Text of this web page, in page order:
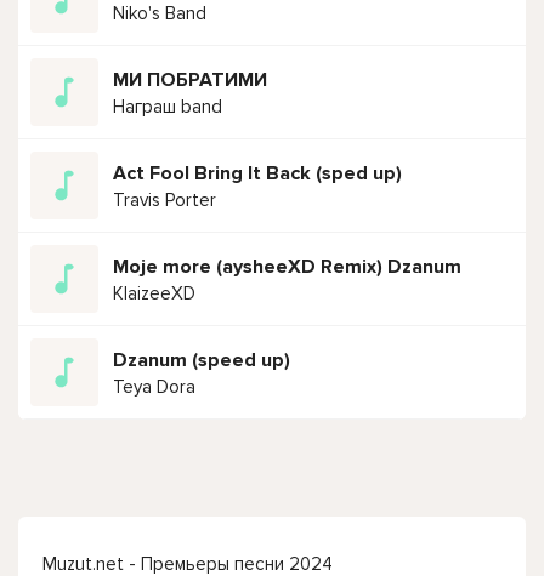
Niko's Band
МИ ПОБРАТИМИ
Награш band
Act Fool Bring It Back (sped up)
Travis Porter
Moje more (aysheeXD Remix) Dzanum
KlaizeeXD
Dzanum (speed up)
Teya Dora
Muzut.net - Премьеры песни 2024